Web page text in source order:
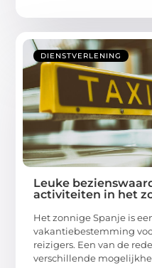
DIENSTVERLENING
Leuke
activiteiten in het
Het zonnige Spanje is
vakantiebestemming
reizigers. Een van de
verschillende